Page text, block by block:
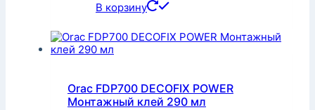
В корзину
Orac FDP700 DECOFIX POWER
Монтажный клей 290 мл